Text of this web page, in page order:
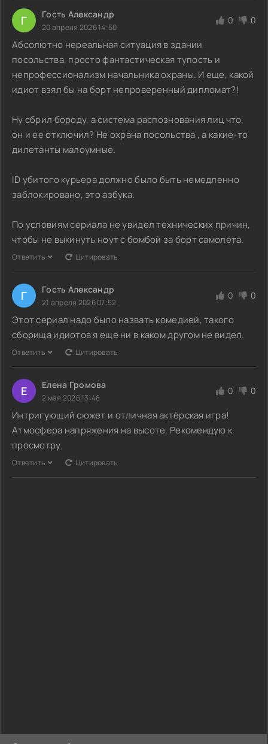
Г Гость Александр
20 апреля 2026 14:50
0 0
Абсолютно нереальная ситуация в здании
посольства, просто фантастическая тупость и
непрофессионализм начальника охраны. И еще, какой
идиот взял бы на борт непроверенный дипломат?!
Ну сбрил бороду, а система распознования лиц что,
он и ее отключил? Не охрана посольства , а какие-то
дилетанты малоумные.
ID убитого курьера должно было быть немедленно
заблокировано, это азбука.
По условиям сериала не увидел технических причин,
чтобы не выкинуть ноут с бомбой за борт самолета.
Ответить Цитировать
Г Гость Александр
21 апреля 2026 07:52
0 0
Этот сериал надо было назвать комедией, такого
сборища идиотов я еще ни в каком другом не видел.
Ответить Цитировать
Е Елена Громова
2 мая 2026 13:48
0 0
Интригующий сюжет и отличная актёрская игра!
Атмосфера напряжения на высоте. Рекомендую к
просмотру.
Ответить Цитировать